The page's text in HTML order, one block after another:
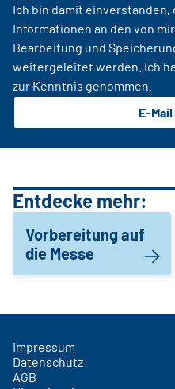
Ich bin damit einverstanden,
Informationen an den von
Bearbeitung und
weitergeleitet werden. Ich
zur Kenntnis genommen.
E-
Entdecke mehr:
Vorbereitung auf
die Messe
Impressum
Datenschutz
AGB